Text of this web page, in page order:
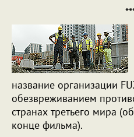
название организации
обезвреживанием
странах третьего мира
конце фильма).